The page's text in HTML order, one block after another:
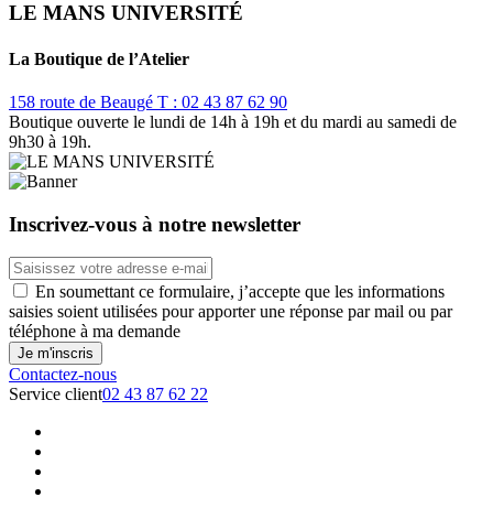
LE MANS UNIVERSITÉ
La Boutique de l’Atelier
158 route de Beaugé T : 02 43 87 62 90
Boutique ouverte le lundi de 14h à 19h et du mardi au samedi de
9h30 à 19h.
Inscrivez-vous à notre newsletter
En soumettant ce formulaire, j’accepte que les informations
saisies soient utilisées pour apporter une réponse par mail ou par
téléphone à ma demande
Contactez-nous
Service client02 43 87 62 22